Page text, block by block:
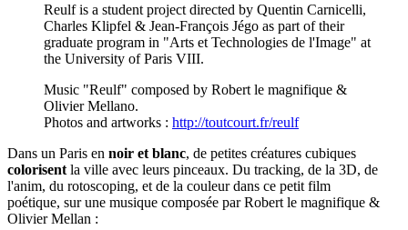
Reulf is a student project directed by Quentin Carnicelli,
Charles Klipfel & Jean-François Jégo as part of their
graduate program in "Arts et Technologies de l'Image" at
the University of Paris VIII.
Music "Reulf" composed by Robert le magnifique &
Olivier Mellano.
Photos and artworks : http://toutcourt.fr/reulf
Dans un Paris en noir et blanc, de petites créatures cubiques
colorisent la ville avec leurs pinceaux. Du tracking, de la 3D, de
l'anim, du rotoscoping, et de la couleur dans ce petit film
poétique, sur une musique composée par Robert le magnifique &
Olivier Mellan :